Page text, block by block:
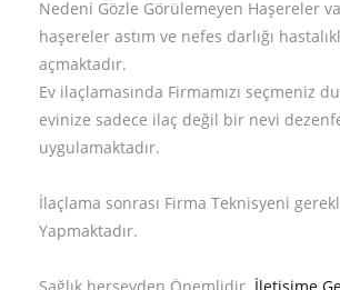
Nedeni Gözle Görülemeyen Haşereler
haşereler astım ve nefes darlığı
açmaktadır.
Ev ilaçlamasında Firmamızı seçmeniz
evinize sadece ilaç değil bir nevi
uygulamaktadır.
İlaçlama sonrası Firma Teknisyeni
Yapmaktadır.